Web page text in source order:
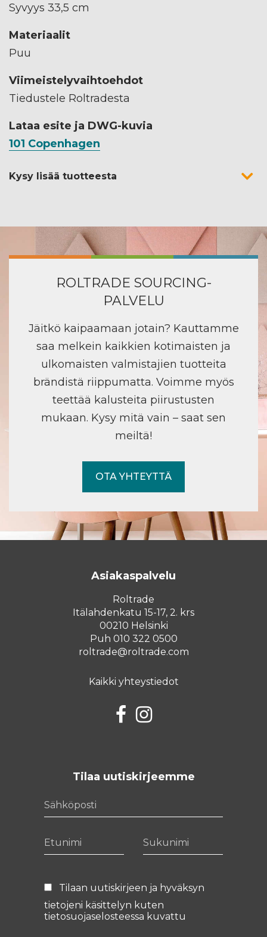
Syvyys 33,5 cm
Materiaalit
Puu
Viimeistelyvaihtoehdot
Tiedustele Roltradesta
Lataa esite ja DWG-kuvia
101 Copenhagen
Kysy lisää tuotteesta
ROLTRADE SOURCING-
PALVELU
Jäitkö kaipaamaan jotain? Kauttamme
saa melkein kaikkien kotimaisten ja
ulkomaisten valmistajien tuotteita
brändistä riippumatta. Voimme myös
teettää kalusteita piirustusten
mukaan. Kysy mitä vain – saat sen
meiltä!
OTA YHTEYTTÄ
Asiakaspalvelu
Roltrade
Itälahdenkatu 15-17, 2. krs
00210 Helsinki
Puh 010 322 0500
roltrade@roltrade.com
Kaikki yhteystiedot
FacebookInstagram
Tilaa uutiskirjeemme
Tilaan uutiskirjeen ja hyväksyn
tietojeni käsittelyn kuten
tietosuojaselosteessa kuvattu